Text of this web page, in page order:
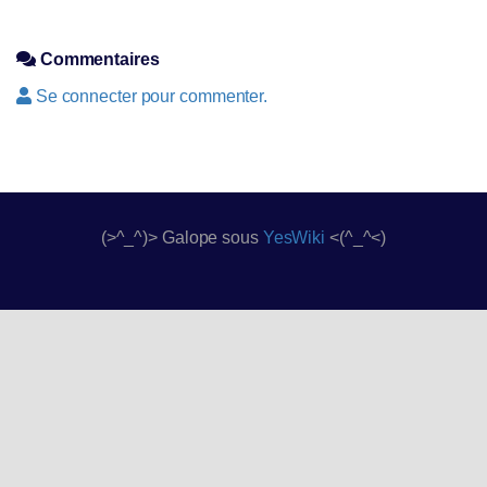
Commentaires
Se connecter pour commenter.
(>^_^)> Galope sous YesWiki <(^_^<)